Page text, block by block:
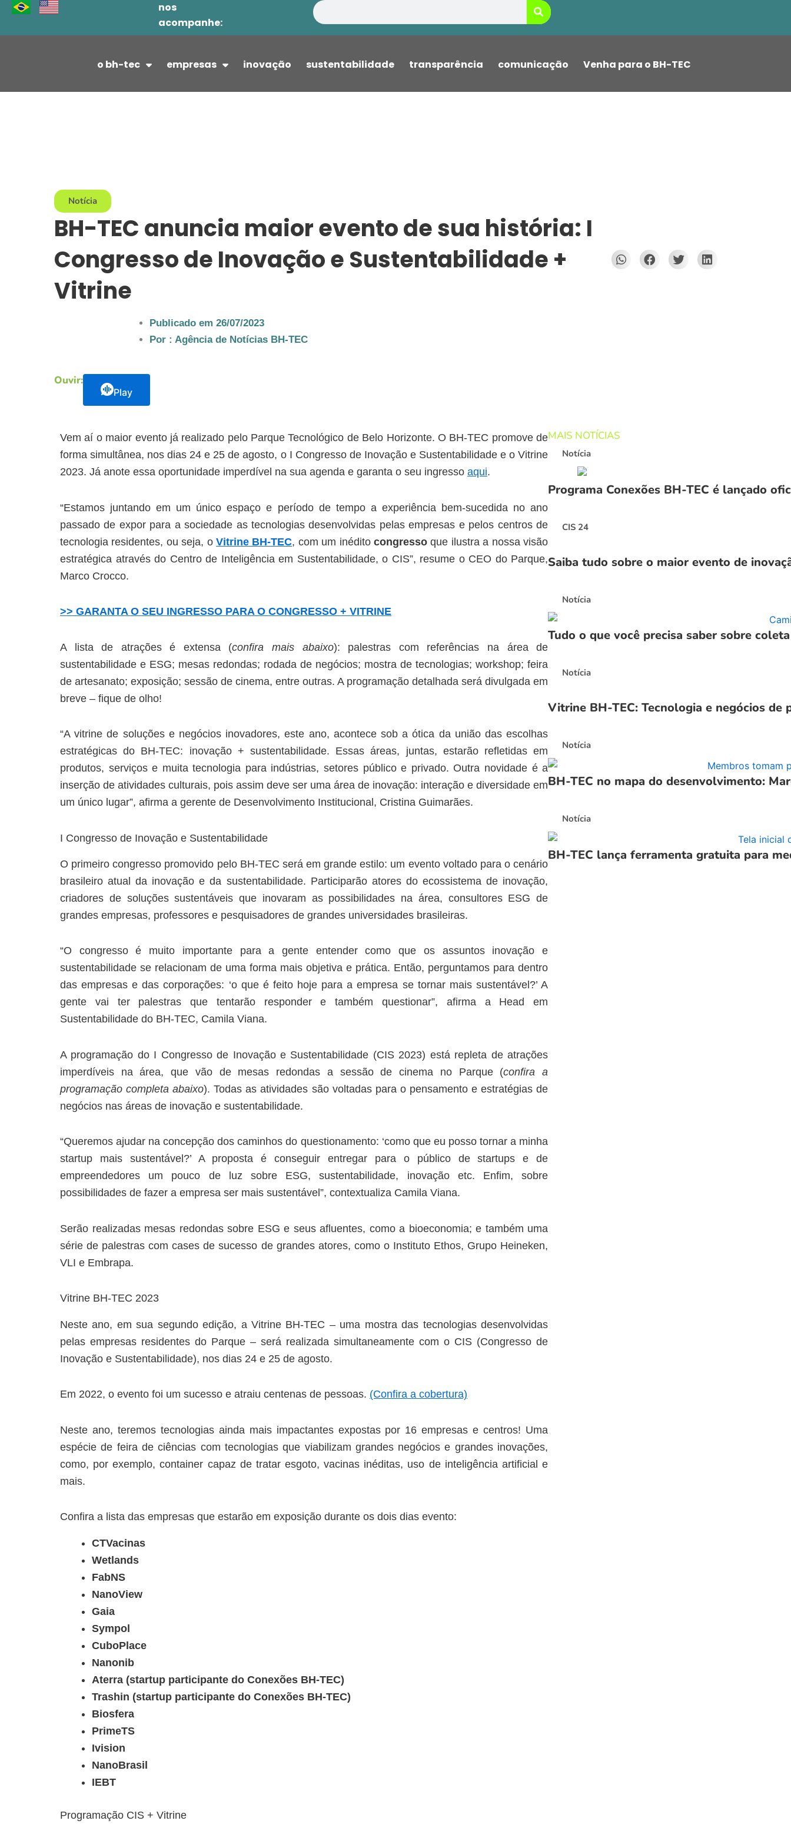
o
nos
acompanhe:
Pesquisar
o bh-tec empresas inovação sustentabilidade transparência comunicação Venha para o BH-TEC
Notícia
BH-TEC anuncia maior evento de sua história: I
Congresso de Inovação e Sustentabilidade +
Vitrine
Publicado em 26/07/2023
Por : Agência de Notícias BH-TEC
Ouvir:
Play
Vem aí o maior evento já realizado pelo Parque Tecnológico de Belo Horizonte. O BH-TEC promove de
forma simultânea, nos dias 24 e 25 de agosto, o I Congresso de Inovação e Sustentabilidade e o Vitrine
2023. Já anote essa oportunidade imperdível na sua agenda e garanta o seu ingresso aqui.
“Estamos juntando em um único espaço e período de tempo a experiência bem-sucedida no ano
passado de expor para a sociedade as tecnologias desenvolvidas pelas empresas e pelos centros de
tecnologia residentes, ou seja, oVitrine BH-TEC, com um inéditocongressoque ilustra a nossa visão
estratégica através do Centro de Inteligência em Sustentabilidade, o CIS”, resume o CEO do Parque,
Marco Crocco.
>> GARANTA O SEU INGRESSO PARA O CONGRESSO + VITRINE
A lista de atrações é extensa (confira mais abaixo): palestras com referências na área de
sustentabilidade e ESG; mesas redondas; rodada de negócios; mostra de tecnologias; workshop; feira
de artesanato; exposição; sessão de cinema, entre outras. A programação detalhada será divulgada em
breve – fique de olho!
“A vitrine de soluções e negócios inovadores, este ano, acontece sob a ótica da união das escolhas
estratégicas do BH-TEC: inovação + sustentabilidade. Essas áreas, juntas, estarão refletidas em
produtos, serviços e muita tecnologia para indústrias, setores público e privado. Outra novidade é a
inserção de atividades culturais, pois assim deve ser uma área de inovação: interação e diversidade em
um único lugar”, afirma a gerente de Desenvolvimento Institucional, Cristina Guimarães.
I Congresso de Inovação e Sustentabilidade
O primeiro congresso promovido pelo BH-TEC será em grande estilo: um evento voltado para o cenário
brasileiro atual da inovação e da sustentabilidade. Participarão atores do ecossistema de inovação,
criadores de soluções sustentáveis que inovaram as possibilidades na área, consultores ESG de
grandes empresas, professores e pesquisadores de grandes universidades brasileiras.
“O congresso é muito importante para a gente entender como que os assuntos inovação e
sustentabilidade se relacionam de uma forma mais objetiva e prática. Então, perguntamos para dentro
das empresas e das corporações: ‘o que é feito hoje para a empresa se tornar mais sustentável?’ A
gente vai ter palestras que tentarão responder e também questionar”, afirma a Head em
Sustentabilidade do BH-TEC, Camila Viana.
A programação do I Congresso de Inovação e Sustentabilidade (CIS 2023) está repleta de atrações
imperdíveis na área, que vão de mesas redondas a sessão de cinema no Parque (confira a
programação completa abaixo). Todas as atividades são voltadas para o pensamento e estratégias de
negócios nas áreas de inovação e sustentabilidade.
“Queremos ajudar na concepção dos caminhos do questionamento: ‘como que eu posso tornar a minha
startup mais sustentável?’ A proposta é conseguir entregar para o público de startups e de
empreendedores um pouco de luz sobre ESG, sustentabilidade, inovação etc. Enfim, sobre
possibilidades de fazer a empresa ser mais sustentável”, contextualiza Camila Viana.
Serão realizadas mesas redondas sobre ESG e seus afluentes, como a bioeconomia; e também uma
série de palestras com cases de sucesso de grandes atores, como o Instituto Ethos, Grupo Heineken,
VLI e Embrapa.
Vitrine BH-TEC 2023
Neste ano, em sua segundo edição, a Vitrine BH-TEC – uma mostra das tecnologias desenvolvidas
pelas empresas residentes do Parque – será realizada simultaneamente com o CIS (Congresso de
Inovação e Sustentabilidade), nos dias 24 e 25 de agosto.
Em 2022, o evento foi um sucesso e atraiu centenas de pessoas. (Confira a cobertura)
Neste ano, teremos tecnologias ainda mais impactantes expostas por 16 empresas e centros! Uma
espécie de feira de ciências com tecnologias que viabilizam grandes negócios e grandes inovações,
como, por exemplo, container capaz de tratar esgoto, vacinas inéditas, uso de inteligência artificial e
mais.
Confira a lista das empresas que estarão em exposição durante os dois dias evento:
CTVacinas
Wetlands
FabNS
NanoView
Gaia
Sympol
CuboPlace
Nanonib
Aterra (startup participante do Conexões BH-TEC)
Trashin (startup participante do Conexões BH-TEC)
Biosfera
PrimeTS
Ivision
NanoBrasil
IEBT
Programação CIS + Vitrine
MAIS NOTÍCIAS
Notícia
Programa Conexões BH-TEC é lançado
CIS 24
Saiba tudo sobre o maior evento de
Notícia
Tudo o que você precisa saber sobre
Notícia
Vitrine BH-TEC: Tecnologia e negócios
Notícia
BH-TEC no mapa do desenvolvimento:
Notícia
BH-TEC lança ferramenta gratuita para